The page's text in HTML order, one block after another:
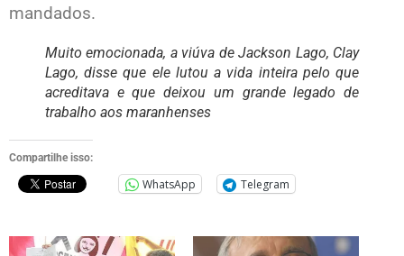
mandados.
Muito emocionada, a viúva de Jackson Lago, Clay
Lago, disse que ele lutou a vida inteira pelo que
acreditava e que deixou um grande legado de
trabalho aos maranhenses
Compartilhe isso:
WhatsApp Telegram